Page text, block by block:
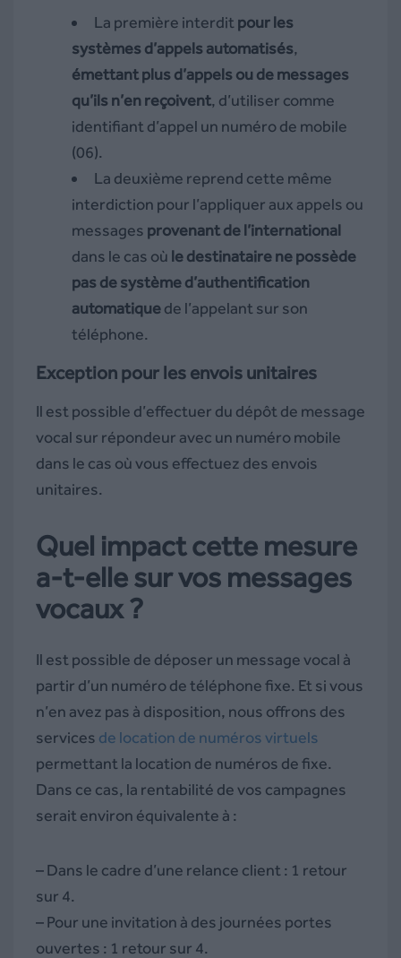
La première interdit pour les
systèmes d’appels automatisés,
émettant plus d’appels ou de messages
qu’ils n’en reçoivent, d’utiliser comme
identifiant d’appel un numéro de mobile
(06).
La deuxième reprend cette même
interdiction pour l’appliquer aux appels ou
messages provenant de l’international
dans le cas où le destinataire ne possède
pas de système d’authentification
automatiquede l’appelant sur son
téléphone.
Exception pour les envois unitaires
Il est possible d’effectuer du dépôt de message
vocal sur répondeur avec un numéro mobile
dans le cas où vous effectuez des envois
unitaires.
Quel impact cette mesure
a-t-elle sur vos messages
vocaux ?
Il est possible de déposer un message vocal à
partir d’un numéro de téléphone fixe. Et si vous
n’en avez pas à disposition, nous offrons des
services de location de numéros virtuels
permettant la location de numéros de fixe.
Dans ce cas, la rentabilité de vos campagnes
serait environ équivalente à :
– Dans le cadre d’une relance client : 1 retour
sur 4.
– Pour une invitation à des journées portes
ouvertes : 1 retour sur 4.